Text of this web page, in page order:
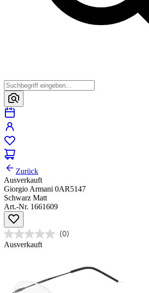
Zurück
Ausverkauft
Giorgio Armani 0AR5147
Schwarz Matt
Art.-Nr. 1661609
(0)
Ausverkauft